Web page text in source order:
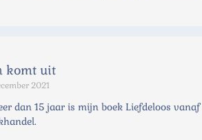
komt uit
2021
dan 15 jaar is mijn boek Liefdeloos